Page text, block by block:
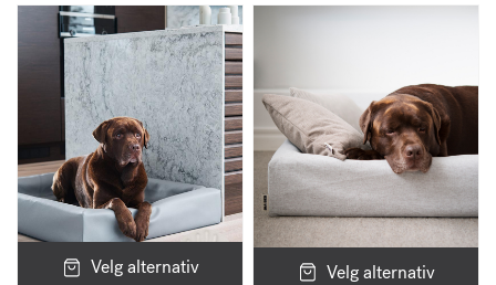
til
Velg alternativ
Velg alternativ